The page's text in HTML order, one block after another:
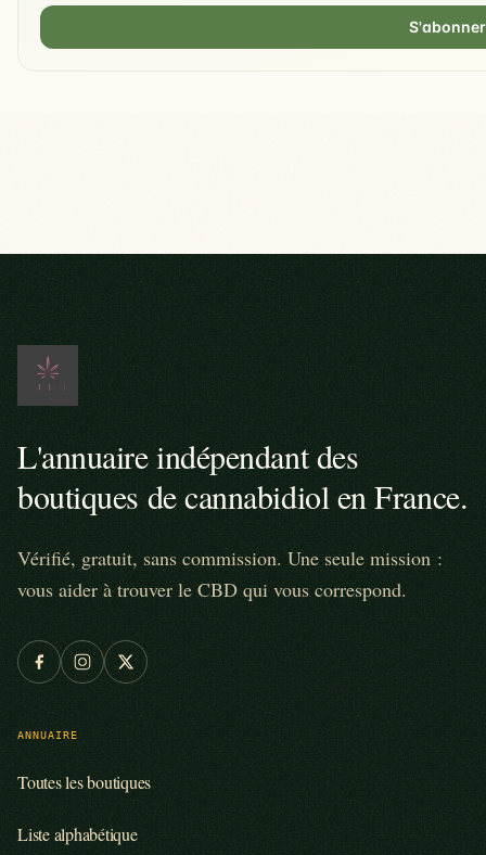
S'abonner
L'annuaire indépendant des
boutiques de cannabidiol en France.
Vérifié, gratuit, sans commission. Une seule mission :
vous aider à trouver le CBD qui vous correspond.
ANNUAIRE
Toutes les boutiques
Liste alphabétique